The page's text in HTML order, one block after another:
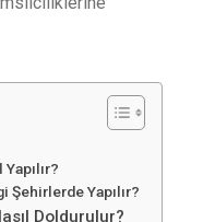
Şehirlerde Yapılır?
Doldurulur?